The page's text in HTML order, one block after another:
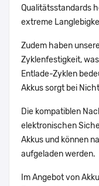
Qualitätsstandards
extreme
Zudem haben
Zyklenfestigkeit,
Entlade-Zyklen
Akkus sorgt bei
Die kompatiblen
elektronischen
Akkus und können
aufgeladen werden.
Im Angebot von